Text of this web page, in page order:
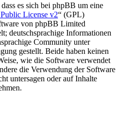
es sich bei phpBB um eine
License v2“ (GPL)
von phpBB Limited
deutschsprachige Informationen
Community unter
gestellt. Beide haben keinen
wie die Software verwendet
die Verwendung der Software
untersagen oder auf Inhalte